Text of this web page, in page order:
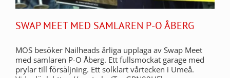
SWAP MEET MED SAMLAREN P-O ÅBERG
MOS besöker Nailheads årliga upplaga av Swap Meet
med samlaren P-O Åberg. Ett fullsmockat garage med
prylar till försäljning. Ett solklart vårtecken i Umeå.